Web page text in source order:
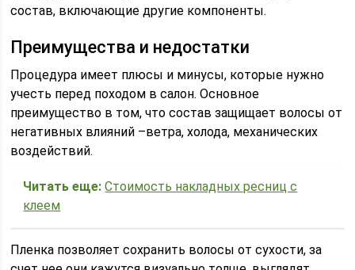
состав, включающие другие компоненты.
Преимущества и недостатки
Процедура имеет плюсы и минусы, которые нужно
учесть перед походом в салон. Основное
преимущество в том, что состав защищает волосы от
негативных влияний –ветра, холода, механических
воздействий.
Читать еще: Стоимость накладных ресниц с
клеем
Пленка позволяет сохранить волосы от сухости, за